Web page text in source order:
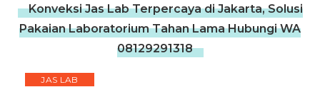
Konveksi Jas Lab Terpercaya di Jakarta, Solusi
Pakaian Laboratorium Tahan Lama Hubungi WA
08129291318
JAS LAB